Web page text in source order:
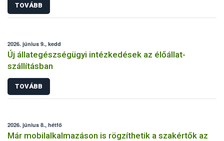
TOVÁBB
2026. június 9., kedd
Új állategészségügyi intézkedések az élőállat-
szállításban
TOVÁBB
2026. június 8., hétfő
Már mobilalkalmazáson is rögzíthetik a szakértők az